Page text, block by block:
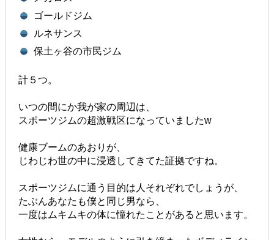
ゴールドジム
ルネサンス
保土ヶ谷の市民ジム
計５つ。
いつの間にか我が家の周辺は、
スポーツジムの超激戦区になっていましたw
健康ブームのあおりが、
じわじわ世の中に浸透してきてた証拠ですね。
スポーツジムに通う目的は人それぞれでしょうが、
たぶんあなたも僕と同じ男なら、
一度はムキムキの体に憧れたことがあると思います。